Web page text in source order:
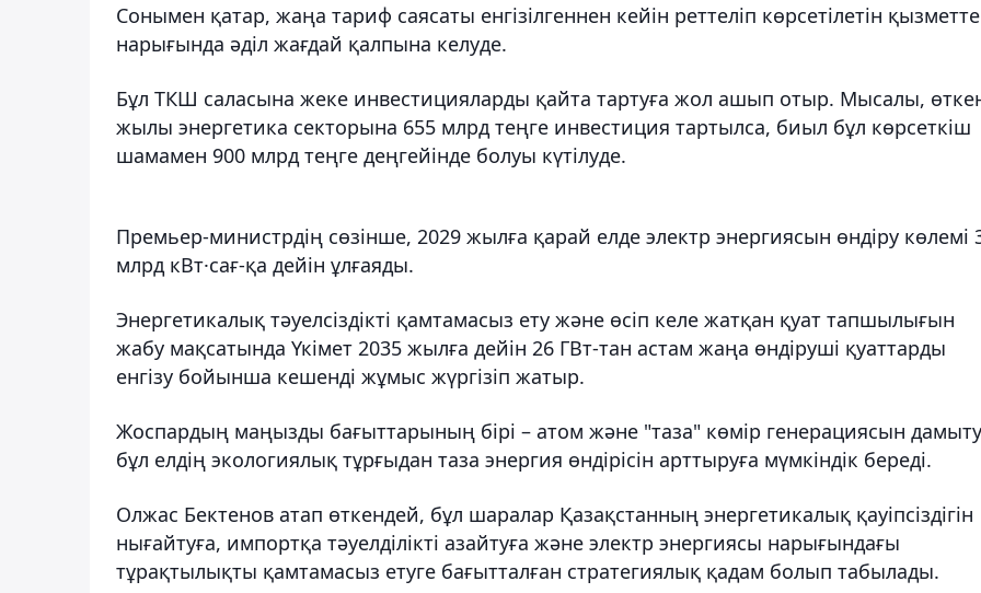
Сонымен қатар, жаңа тариф саясаты енгізілгеннен кейін реттеліп көрсетілетін
нарығында әділ жағдай қалпына келуде.
Бұл ТКШ саласына жеке инвестицияларды қайта тартуға жол ашып отыр. Мысалы,
жылы энергетика секторына 655 млрд теңге инвестиция тартылса, биыл бұл көрсеткіш
шамамен 900 млрд теңге деңгейінде болуы күтілуде.
Премьер-министрдің сөзінше, 2029 жылға қарай елде электр энергиясын өндіру көлемі
млрд кВт·сағ-қа дейін ұлғаяды.
Энергетикалық тәуелсіздікті қамтамасыз ету және өсіп келе жатқан қуат тапшылығын
жабу мақсатында Үкімет 2035 жылға дейін 26 ГВт-тан астам жаңа өндіруші қуаттарды
енгізу бойынша кешенді жұмыс жүргізіп жатыр.
Жоспардың маңызды бағыттарының бірі – атом және "таза" көмір генерациясын
бұл елдің экологиялық тұрғыдан таза энергия өндірісін арттыруға мүмкіндік береді.
Олжас Бектенов атап өткендей, бұл шаралар Қазақстанның энергетикалық қауіпсіздігін
нығайтуға, импортқа тәуелділікті азайтуға және электр энергиясы нарығындағы
тұрақтылықты қамтамасыз етуге бағытталған стратегиялық қадам болып табылады.